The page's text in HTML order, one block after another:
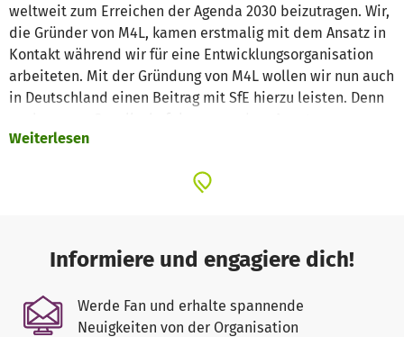
weltweit zum Erreichen der Agenda 2030 beizutragen. Wir,
die Gründer von M4L, kamen erstmalig mit dem Ansatz in
Kontakt während wir für eine Entwicklungsorganisation
arbeiteten. Mit der Gründung von M4L wollen wir nun auch
in Deutschland einen Beitrag mit SfE hierzu leisten. Denn
profitieren!
Weiterlesen
Informiere und engagiere dich!
Werde Fan und erhalte spannende
Neuigkeiten von der Organisation